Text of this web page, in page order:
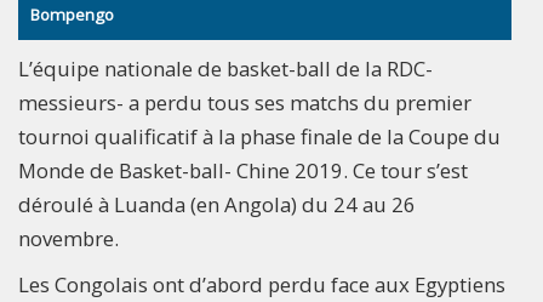
Bompengo
L’équipe nationale de basket-ball de la RDC-
messieurs- a perdu tous ses matchs du premier
tournoi qualificatif à la phase finale de la Coupe du
Monde de Basket-ball- Chine 2019. Ce tour s’est
déroulé à Luanda (en Angola) du 24 au 26
novembre.
Les Congolais ont d’abord perdu face aux Egyptiens